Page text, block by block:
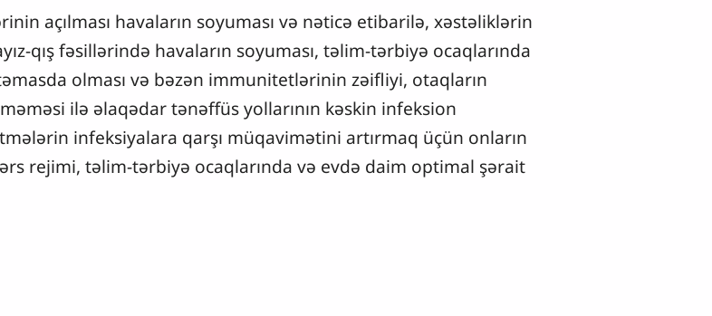
açılması havaların soyuması və nəticə etibarilə, xəstəliklərin
qış fəsillərində havaların soyuması, təlim-tərbiyə ocaqlarında
olması və bəzən immunitetlərinin zəifliyi, otaqların
ilə əlaqədar tənəffüs yollarının kəskin infeksion
infeksiyalara qarşı müqavimətini artırmaq üçün onların
rejimi, təlim-tərbiyə ocaqlarında və evdə daim optimal şərait